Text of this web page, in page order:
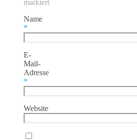
markiert
Name
*
E-
Mail-
Adresse
*
Website